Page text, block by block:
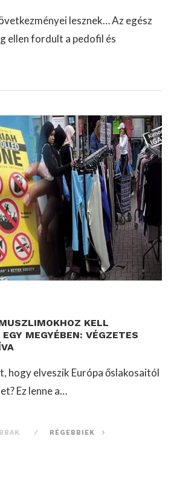
lesznek… Az egész
ellen fordult a pedofil és
KELL
MEGYÉBEN: VÉGZETES
hogy elveszik Európa őslakosaitól
Ez lenne a…
RÉGEBBIEK